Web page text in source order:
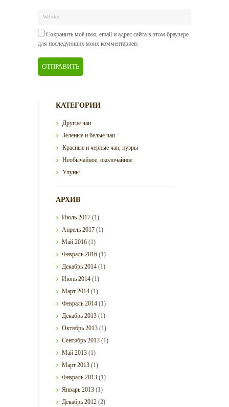
Сохранить моё имя, email и адрес сайта в этом браузере
для последующих моих комментариев.
КАТЕГОРИИ
Другие чаи
Зеленые и белые чаи
Красные и черные чаи, пуэры
Необычайное, околочайное
Улуны
АРХИВ
Июль2017 (1)
Апрель2017 (1)
Май2016 (1)
Февраль2016 (1)
Декабрь2014 (1)
Июнь2014 (1)
Март2014 (1)
Февраль2014 (1)
Декабрь2013 (1)
Октябрь2013 (1)
Сентябрь2013 (1)
Май2013 (1)
Март2013 (1)
Февраль2013 (1)
Январь2013 (1)
Декабрь2012 (2)